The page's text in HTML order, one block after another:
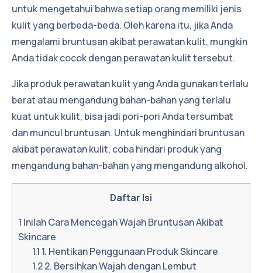
untuk mengetahui bahwa setiap orang memiliki jenis
kulit yang berbeda-beda. Oleh karena itu, jika Anda
mengalami bruntusan akibat perawatan kulit, mungkin
Anda tidak cocok dengan perawatan kulit tersebut.
Jika produk perawatan kulit yang Anda gunakan terlalu
berat atau mengandung bahan-bahan yang terlalu
kuat untuk kulit, bisa jadi pori-pori Anda tersumbat
dan muncul bruntusan. Untuk menghindari bruntusan
akibat perawatan kulit, coba hindari produk yang
mengandung bahan-bahan yang mengandung alkohol.
Daftar Isi
1 Inilah Cara Mencegah Wajah Bruntusan Akibat
Skincare
1.1 1. Hentikan Penggunaan Produk Skincare
1.22. Bersihkan Wajah dengan Lembut